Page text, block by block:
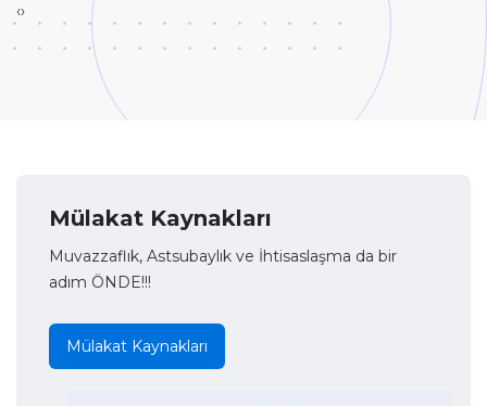
‹›
Mülakat Kaynakları
Muvazzaflık, Astsubaylık ve İhtisaslaşma da bir
adım ÖNDE!!!
Mülakat Kaynakları